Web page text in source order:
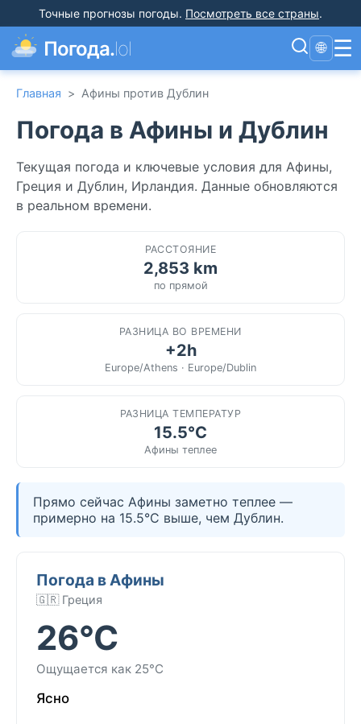
Точные прогнозы погоды. Посмотреть все страны.
Погода.lol 🌐 ☰
Главная > Афины против Дублин
Погода в Афины и Дублин
Текущая погода и ключевые условия для Афины,
Греция и Дублин, Ирландия. Данные обновляются
в реальном времени.
РАССТОЯНИЕ
2,853 km
по прямой
РАЗНИЦА ВО ВРЕМЕНИ
+2h
Europe/Athens · Europe/Dublin
РАЗНИЦА ТЕМПЕРАТУР
15.5°C
Афины теплее
Прямо сейчас Афины заметно теплее —
примерно на 15.5°C выше, чем Дублин.
Погода в Афины
🇬🇷 Греция
26°C
Ощущается как 25°C
Ясно